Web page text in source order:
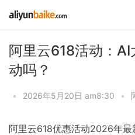
阿里云618活动：
动吗？
• 2026年5月20日 am8:30 •
阿里云618优惠活动2026年